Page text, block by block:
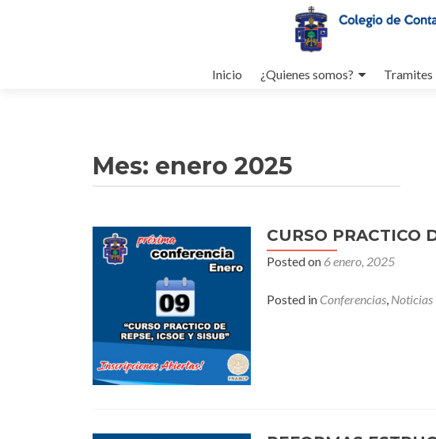
Inicio ¿Quienes somos? Tramites
Mes: enero 2025
CURSO PRACTICO
Posted on 6 enero, 2025
Posted in Conferencias, Noticias